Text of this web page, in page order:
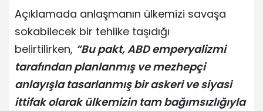
Açıklamada anlaşmanın ülkemizi savaşa
sokabilecek bir tehlike taşıdığı
belirtilirken, “Bu pakt, ABD emperyalizmi
tarafından planlanmış ve mezhepçi
anlayışla tasarlanmış bir askeri ve siyasi
ittifak olarak ülkemizin tam bağımsızlığıyla